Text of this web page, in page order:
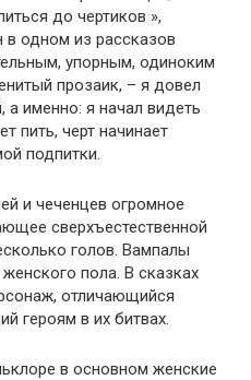
до чертиков »,
в одном из рассказов
упорным, одиноким
прозаик, – я довел
именно: я начал видеть
пить, черт начинает
подпитки.
и чеченцев огромное
сверхъестественной
голов. Вампалы
пола. В сказках
отличающийся
героям в их битвах.
в основном женские